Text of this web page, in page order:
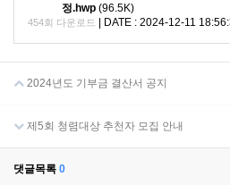
정.hwp (96.5K)
454회 다운로드 | DATE : 2024-12-11
2024년도 기부금 결산서 공지
제5회 청렴대상 추천자 모집 안내
댓글목록 0